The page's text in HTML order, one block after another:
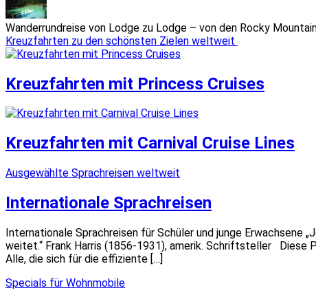
Wanderrundreise von Lodge zu Lodge – von den Rocky
Kreuzfahrten zu den schönsten Zielen weltweit
Kreuzfahrten mit Princess Cruises
Kreuzfahrten mit Carnival Cruise Lines
Ausgewählte Sprachreisen weltweit
Internationale Sprachreisen
Internationale Sprachreisen für Schüler und junge Erwachsene
weitet.“ Frank Harris (1856-1931), amerik. Schriftsteller Diese
Alle, die sich für die effiziente […]
Specials für Wohnmobile